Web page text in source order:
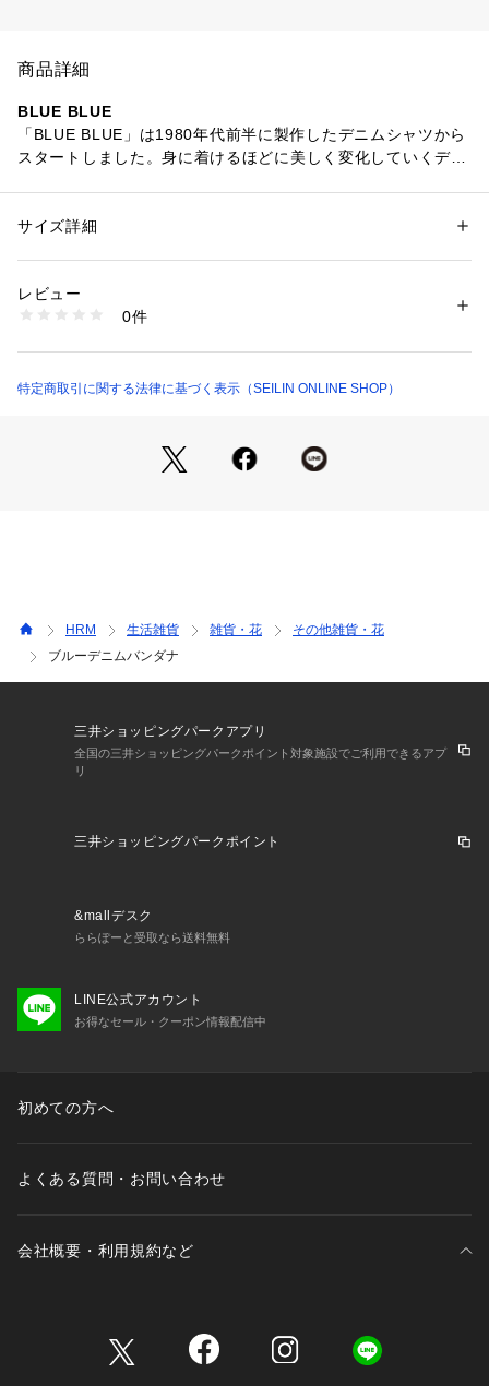
商品詳細
BLUE BLUE
「BLUE BLUE」は1980年代前半に製作したデニムシャツから
スタートしました。身に着けるほどに美しく変化していくデニ
性別：レディース
素材：綿100%
商品番号：
1005655 （ショップ）
サイズ詳細
レビュー
0件
特定商取引に関する法律に基づく表示（SEILIN ONLINE SHOP）
HRM 生活雑貨 雑貨・花
その他雑貨・花
ブルーデニムバンダナ
三井ショッピングパークアプリ
全国の三井ショッピングパークポイント対象施設でご利用できるアプ
リ
三井ショッピングパークポイント
&mallデスク
ららぽーと受取なら送料無料
LINE公式アカウント
お得なセール・クーポン情報配信中
初めての方へ
よくある質問・お問い合わせ
会社概要・利用規約など